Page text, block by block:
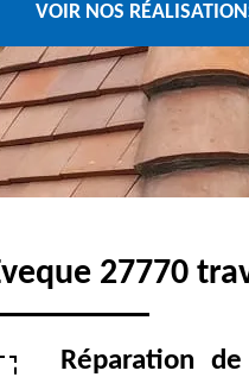
VOIR NOS
27770
Réparation